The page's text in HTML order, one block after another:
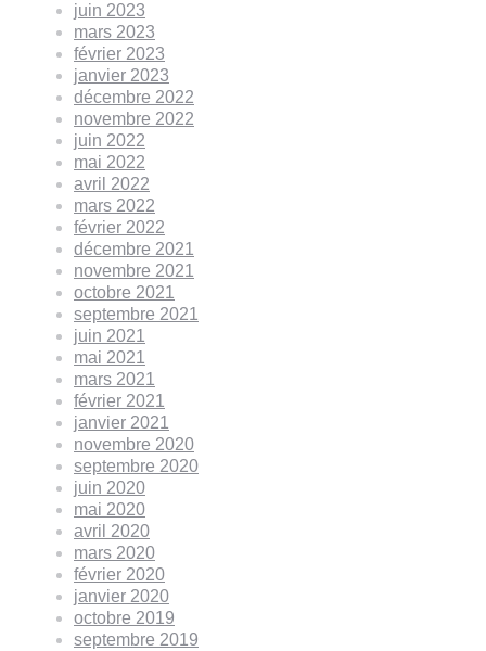
juin 2023
mars 2023
février 2023
janvier 2023
décembre 2022
novembre 2022
juin 2022
mai 2022
avril 2022
mars 2022
février 2022
décembre 2021
novembre 2021
octobre 2021
septembre 2021
juin 2021
mai 2021
mars 2021
février 2021
janvier 2021
novembre 2020
septembre 2020
juin 2020
mai 2020
avril 2020
mars 2020
février 2020
janvier 2020
octobre 2019
septembre 2019